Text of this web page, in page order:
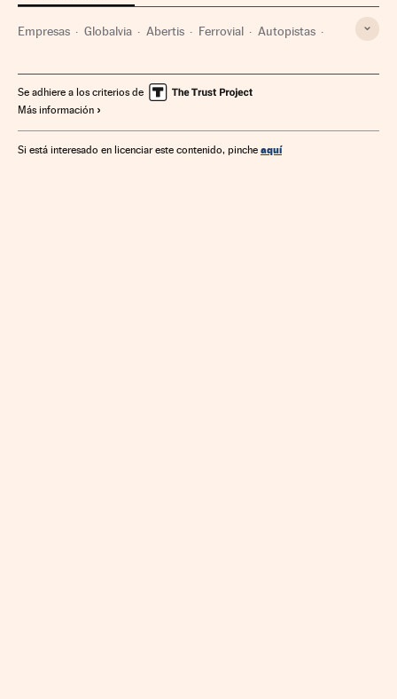
Empresas Globalvia Abertis Ferrovial Autopistas
Se adhiere a los criterios de
Más información
Si está interesado en licenciar este contenido, pinche aquí